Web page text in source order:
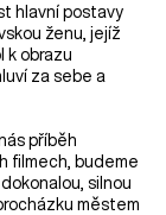
hlavní postavy
ženu, jejíž
k obrazu
za sebe a
příběh
filmech, budeme
silnou
městem